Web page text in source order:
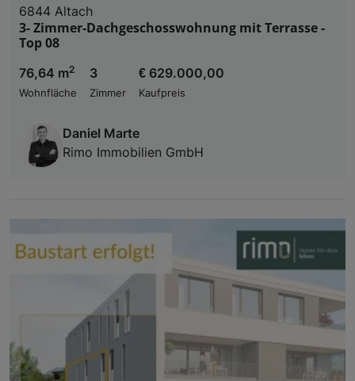
6844 Altach
3- Zimmer-Dachgeschosswohnung mit Terrasse -
Top 08
76,64 m2
Wohnfläche
3
Zimmer
€ 629.000,00
Kaufpreis
Daniel Marte
Rimo Immobilien GmbH